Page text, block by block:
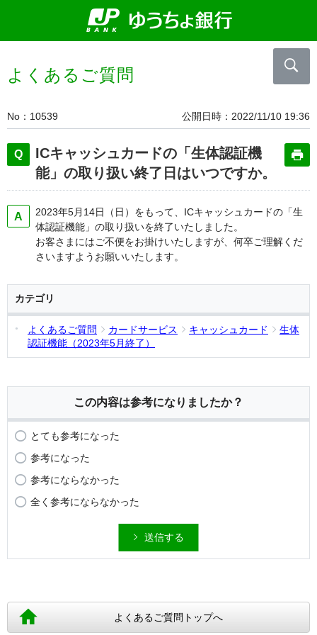
よくあるご質問
No 10539 公開日時 2022/11/10 19:36
ICキャッシュカードの「生体認証機
能」の取り扱い終了日はいつですか。
2023年5月14日（日）をもって、ICキャッシュカードの「生
体認証機能」の取り扱いを終了いたしました。
お客さまにはご不便をお掛けいたしますが、何卒ご理解くだ
さいますようお願いいたします。
カテゴリ
よくあるご質問 カードサービス キャッシュカード
生体
認証機能（2023年5月終了）
この内容は参考になりましたか？
とても参考になった
参考になった
参考にならなかった
全く参考にならなかった
送信する
よくあるご質問トップへ